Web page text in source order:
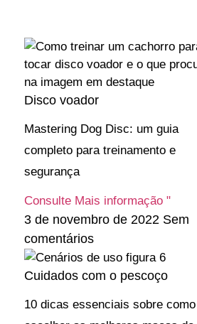
Disco voador
Mastering Dog Disc: um guia
completo para treinamento e
segurança
Consulte Mais informação "
3 de novembro de 2022 Sem
comentários
Cuidados com o pescoço
10 dicas essenciais sobre como